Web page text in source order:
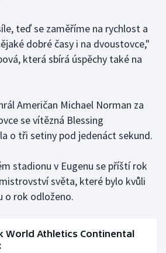
teď se zaměříme na rychlost a
dobré časy i na dvoustovce,"
která sbírá úspěchy také na
Američan Michael Norman za
se vítězná Blessing
o tři setiny pod jedenáct sekund.
stadionu v Eugenu se příští rok
světa, které bylo kvůli
o rok odloženo.
World Athletics Continental